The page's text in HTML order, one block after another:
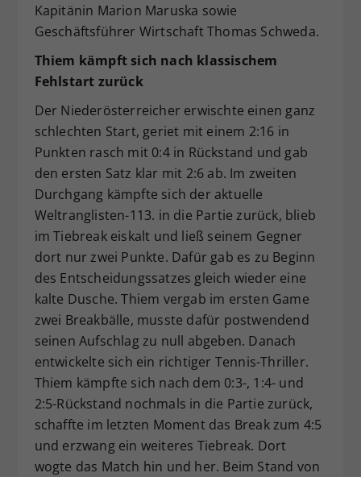
Kapitänin Marion Maruska sowie
Geschäftsführer Wirtschaft Thomas Schweda.
Thiem kämpft sich nach klassischem
Fehlstart zurück
Der Niederösterreicher erwischte einen ganz
schlechten Start, geriet mit einem 2:16 in
Punkten rasch mit 0:4 in Rückstand und gab
den ersten Satz klar mit 2:6 ab. Im zweiten
Durchgang kämpfte sich der aktuelle
Weltranglisten-113. in die Partie zurück, blieb
im Tiebreak eiskalt und ließ seinem Gegner
dort nur zwei Punkte. Dafür gab es zu Beginn
des Entscheidungssatzes gleich wieder eine
kalte Dusche. Thiem vergab im ersten Game
zwei Breakbälle, musste dafür postwendend
seinen Aufschlag zu null abgeben. Danach
entwickelte sich ein richtiger Tennis-Thriller.
Thiem kämpfte sich nach dem 0:3-, 1:4- und
2:5-Rückstand nochmals in die Partie zurück,
schaffte im letzten Moment das Break zum 4:5
und erzwang ein weiteres Tiebreak. Dort
wogte das Match hin und her. Beim Stand von